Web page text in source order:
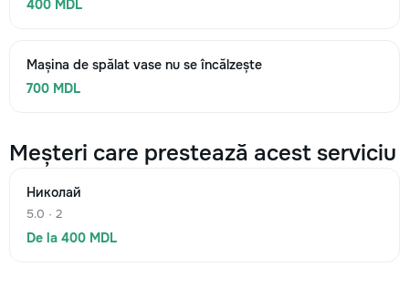
400 MDL
Mașina de spălat vase nu se încălzește
700 MDL
Meșteri care prestează acest serviciu
Николай
5.0 · 2
De la 400 MDL